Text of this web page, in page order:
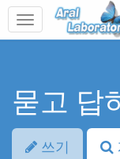
본
바
메
토
묻고 답
쓰기